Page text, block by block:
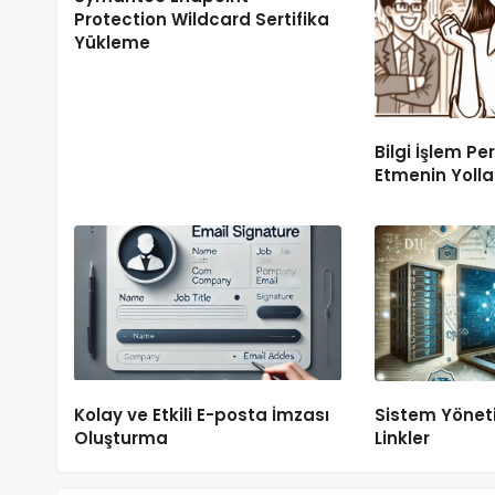
Protection Wildcard Sertifika
Yükleme
Bilgi İşlem
Etmenin
Kolay ve Etkili E-posta İmzası
Oluşturma
Sistem
Linkler
PRTG İle Erişilemeyen Web Sitesi
Bakım Yapılıyor Sayfasına
24 Mayıs 2020